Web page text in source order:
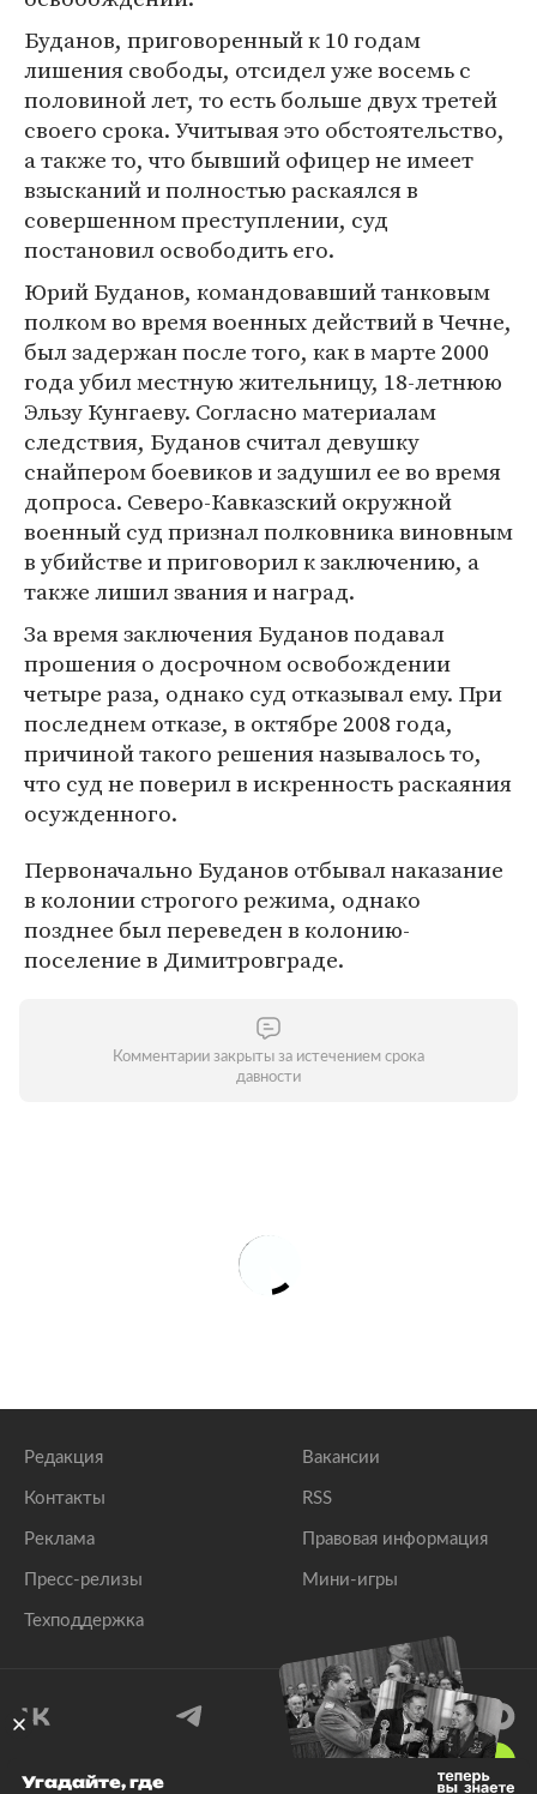
Буданов, приговоренный к 10 годам
лишения свободы, отсидел уже восемь с
половиной лет, то есть больше двух третей
своего срока. Учитывая это обстоятельство,
а также то, что бывший офицер не имеет
взысканий и полностью раскаялся в
совершенном преступлении, суд
постановил освободить его.
Юрий Буданов, командовавший танковым
полком во время военных действий в Чечне,
был задержан после того, как в марте 2000
года убил местную жительницу, 18-летнюю
Эльзу Кунгаеву. Согласно материалам
следствия, Буданов считал девушку
снайпером боевиков и задушил ее во время
допроса. Северо-Кавказский окружной
военный суд признал полковника виновным
в убийстве и приговорил к заключению, а
также лишил звания и наград.
За время заключения Буданов подавал
прошения о досрочном освобождении
четыре раза, однако суд отказывал ему. При
последнем отказе, в октябре 2008 года,
причиной такого решения называлось то,
что суд не поверил в искренность раскаяния
осужденного.
Первоначально Буданов отбывал наказание
в колонии строгого режима, однако
позднее был переведен в колонию-
поселение в Димитровграде.
Комментарии закрыты за истечением срока
давности
Редакция
Контакты
Реклама
Пресс-релизы
Техподдержка
Вакансии
RSS
Правовая информация
Мини-игры
Угадайте, где